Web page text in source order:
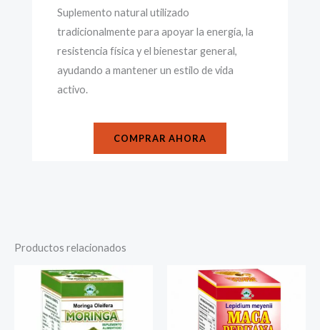
Suplemento natural utilizado
tradicionalmente para apoyar la energía, la
resistencia física y el bienestar general,
ayudando a mantener un estilo de vida
activo.
COMPRAR AHORA
Productos relacionados